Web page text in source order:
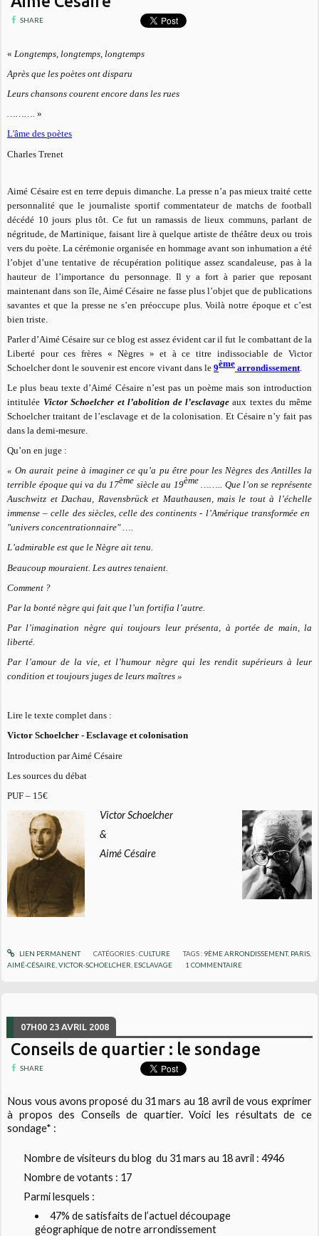
SHARE
« Longtemps, longtemps, longtemps
Après que les poètes ont disparu
Leurs chansons courent encore dans les rues
………. »
L'âme des poètes
Charles Trenet
Aimé Césaire est en terre depuis dimanche. La presse n’a pas mieux traité cette
personnalité que le journaliste sportif commentateur de matchs de football
décédé 10 jours plus tôt. Ce fut un ramassis de lieux communs, parlant de
négritude, de Martinique, faisant lire à quelque artiste de théâtre deux ou trois
vers du poète. La cérémonie organisée en hommage avant son inhumation a été
l’objet d’une tentative de récupération politique assez scandaleuse, pas à la
hauteur de l’importance du personnage. Il y a fort à parier que reposant
maintenant dans son île, Aimé Césaire ne fasse plus l’objet que de publications
savantes et que la presse ne s’en préoccupe plus. Voilà notre époque et c’est
bien triste.
Parler d’Aimé Césaire sur ce blog est assez évident car il fut le combattant de la
Liberté pour ces frères « Nègres » et à ce titre indissociable de Victor
Schoelcher dont le souvenir est encore vivant dans le9èmearrondissement
Le plus beau texte d’Aimé Césaire n’est pas un poème mais son introduction
intitulée Victor Schoelcher et l’abolition de l’esclavageaux textes du même
Schoelcher traitant de l’esclavage et de la colonisation. Et Césaire n’y fait pas
dans la demi-mesure.
Qu’on en juge :
« On aurait peine à imaginer ce qu’a pu être pour les Nègres des Antilles la
terrible époque qui va du 17ème siècle au 19ème …….. Que l’on se représente
Auschwitz et Dachau, Ravensbrück et Mauthausen, mais le tout à l’échelle
immense – celle des siècles, celle des continents - l’Amérique transformée en
"univers concentrationnaire" ….
L’admirable est que le Nègre ait tenu.
Beaucoup mouraient. Les autres tenaient.
Comment ?
Par la bonté nègre qui fait que l’un fortifia l’autre.
Par l’imagination nègre qui toujours leur présenta, à portée de main, la
liberté.
Par l’amour de la vie, et l’humour nègre qui les rendit supérieurs à leur
condition et toujours juges de leurs maîtres »
Lire le texte complet dans :
Victor Schoelcher - Esclavage et colonisation
Introduction par Aimé Césaire
Les sources du débat
PUF – 15€
Victor Schoelcher
&
Aimé Césaire
LIEN PERMANENT CATÉGORIES :CULTURE TAGS : 9ÈME ARRONDISSEMENT, PARIS
AIMÉ-CÉSAIRE ,VICTOR-SCHOELCHER ESCLAVAGE 1 COMMENTAIRE
07H00 23 AVRIL 2008
Conseils de quartier : le sondage
SHARE
Nous vous avons proposé du 31 mars au 18 avril de vous exprimer
à propos des Conseils de quartier. Voici les résultats de ce
sondage* :
Nombre de visiteurs du blog du 31 mars au 18 avril : 4946
Nombre de votants : 17
Parmi lesquels :
47% de satisfaits de l’actuel découpage
géographique de notre arrondissement